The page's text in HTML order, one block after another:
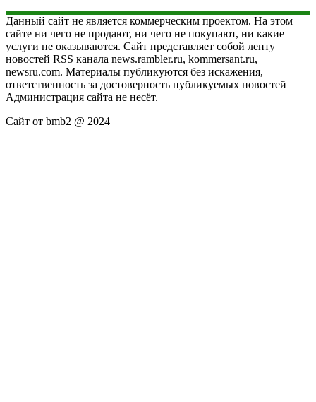
Данный сайт не является коммерческим проектом. На этом
сайте ни чего не продают, ни чего не покупают, ни какие
услуги не оказываются. Сайт представляет собой ленту
новостей RSS канала news.rambler.ru, kommersant.ru,
newsru.com. Материалы публикуются без искажения,
ответственность за достоверность публикуемых новостей
Администрация сайта не несёт.
Сайт от bmb2 @ 2024